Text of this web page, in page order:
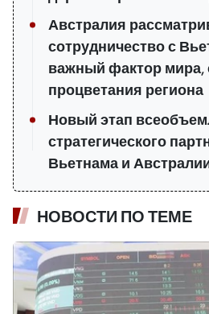
Австралия
сотрудничество с
важный фактор мира,
процветания региона
Новый этап
стратегического
Вьетнама и
НОВОСТИ ПО ТЕМЕ